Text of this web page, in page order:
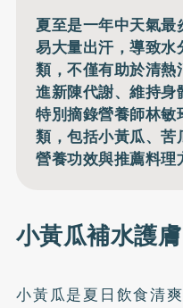
夏至是一年中天氣
易大量出汗，導致
類，不僅有助於清
進新陳代謝、維持身
特別摘錄營養師林
類，包括小黃瓜、
營養功效與推薦料理
小黃瓜補水護膚
小黃瓜是夏日飲食清